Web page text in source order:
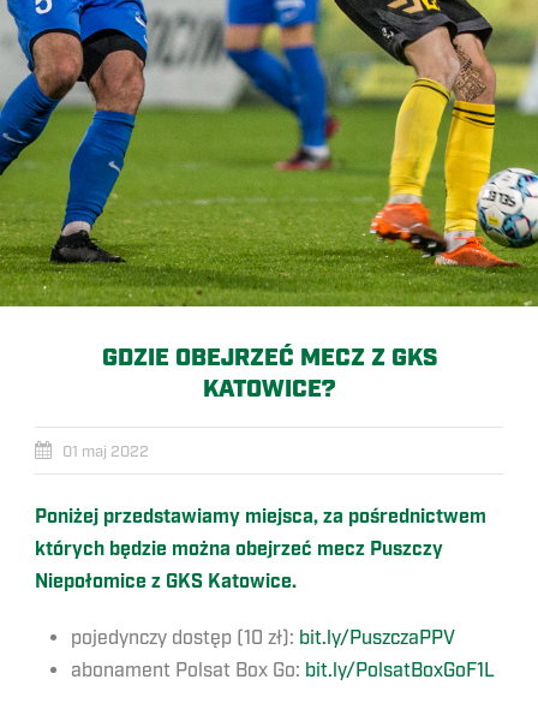
GDZIE OBEJRZEĆ MECZ Z GKS
KATOWICE?
01 maj 2022
Poniżej przedstawiamy miejsca, za pośrednictwem
których będzie można obejrzeć mecz Puszczy
Niepołomice z GKS Katowice.
pojedynczy dostęp (10 zł): bit.ly/PuszczaPPV
abonament Polsat Box Go: bit.ly/PolsatBoxGoF1L